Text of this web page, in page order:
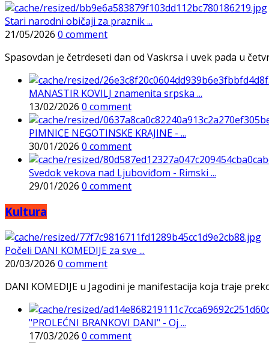
Stari narodni običaji za praznik ...
21/05/2026 0 comment
Spasovdan je četrdeseti dan od Vaskrsa i uvek pada u
MANASTIR KOVILJ znamenita srpska ...
13/02/2026 0 comment
PIMNICE NEGOTINSKE KRAJINE - ...
30/01/2026 0 comment
Svedok vekova nad Ljuboviđom - Rimski ...
29/01/2026 0 comment
Kultura
Počeli DANI KOMEDIJE za sve ...
20/03/2026 0 comment
DANI KOMEDIJE u Jagodini je manifestacija koja traje
"PROLEĆNI BRANKOVI DANI" - Oj ...
17/03/2026 0 comment